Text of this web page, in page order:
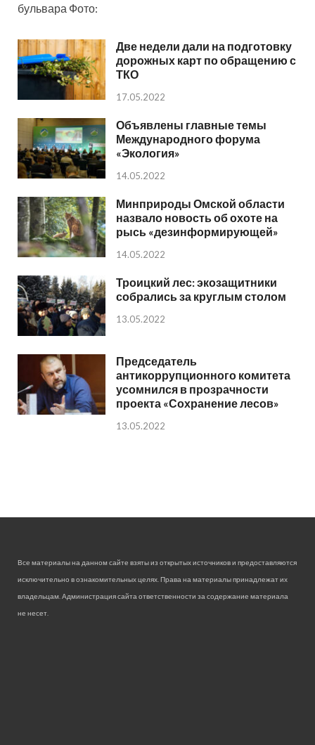
бульвара Фото:
Две недели дали на подготовку
дорожных карт по обращению с
ТКО
17.05.2022
Объявлены главные темы
Международного форума
«Экология»
14.05.2022
Минприроды Омской области
назвало новость об охоте на
рысь «дезинформирующей»
14.05.2022
Троицкий лес: экозащитники
собрались за круглым столом
13.05.2022
Председатель
антикоррупционного комитета
усомнился в прозрачности
проекта «Сохранение лесов»
13.05.2022
Все материалы на данном сайте взяты из открытых источников и предоставляются
исключительно в ознакомительных целях. Права на материалы принадлежат их
владельцам. Администрация сайта ответственности за содержание материала
не несет.